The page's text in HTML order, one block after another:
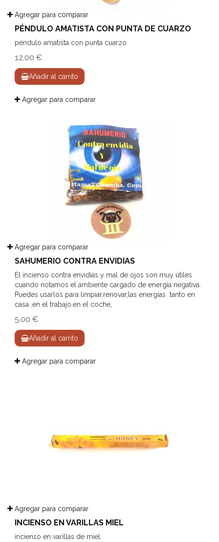
Agregar para comparar
PÉNDULO AMATISTA CON PUNTA DE CUARZO
péndulo amatista con punta cuarzo
12,00 €
Añadir al carrito
Agregar para comparar
Agregar para comparar
SAHUMERIO CONTRA ENVIDIAS
El incienso contra envidias y mal de ojos son muy útiles
cuando notamos el ambiente cargado de energía negativa.
Puedes usarlos para limpiar,renovar,las energias tanto en
casa ,en el trabajo,en el coche,
5,00 €
Añadir al carrito
Agregar para comparar
Agregar para comparar
INCIENSO EN VARILLAS MIEL
incienso en varillas de miel.